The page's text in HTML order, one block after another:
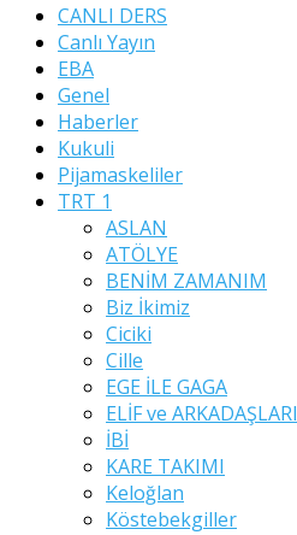
CANLI DERS
Canlı Yayın
EBA
Genel
Haberler
Kukuli
Pijamaskeliler
TRT 1
ASLAN
ATÖLYE
BENİM ZAMANIM
Biz İkimiz
Ciciki
Cille
EGE İLE GAGA
ELİF ve ARKADAŞLARI
İBİ
KARE TAKIMI
Keloğlan
Köstebekgiller